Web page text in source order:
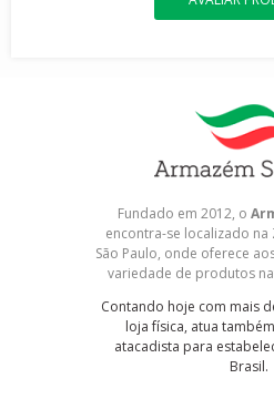
Fundado em 2012, o
encontra-se localizado na
São Paulo, onde oferece
variedade de produtos
Contando hoje com mais
loja física, atua
atacadista para
Brasil.